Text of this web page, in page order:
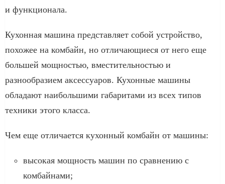
и функционала.
Кухонная машина представляет собой устройство,
похожее на комбайн, но отличающиеся от него еще
большей мощностью, вместительностью и
разнообразием аксессуаров. Кухонные машины
обладают наибольшими габаритами из всех типов
техники этого класса.
Чем еще отличается кухонный комбайн от машины:
высокая мощность машин по сравнению с
комбайнами;